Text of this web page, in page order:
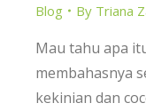
Blog By Triana
Mau tahu apa
membahasnya
kekinian dan